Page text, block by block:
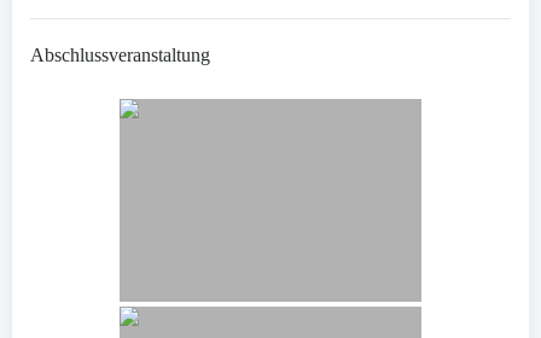
Abschlussveranstaltung